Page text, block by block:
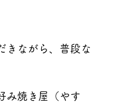
きながら、普段な
み焼き屋（やす